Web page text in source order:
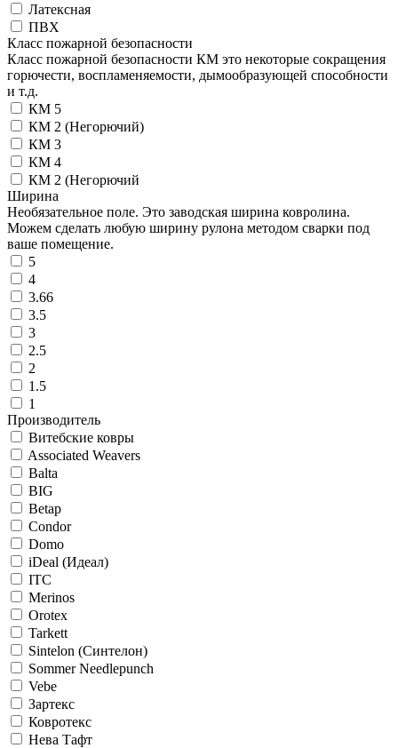
Латексная
ПВХ
Класс пожарной безопасности
Класс пожарной безопасности КМ это некоторые сокращения
горючести, воспламеняемости, дымообразующей способности
и т.д.
КМ 5
КМ 2 (Негорючий)
КМ 3
КМ 4
КМ 2 (Негорючий
Ширина
Необязательное поле. Это заводская ширина ковролина.
Можем сделать любую ширину рулона методом сварки под
ваше помещение.
5
4
3.66
3.5
3
2.5
2
1.5
1
Производитель
Витебские ковры
Associated Weavers
Balta
BIG
Betap
Condor
Domo
iDeal (Идеал)
ITC
Merinos
Orotex
Tarkett
Sintelon (Синтелон)
Sommer Needlepunch
Vebe
Зартекс
Ковротекс
Нева Тафт